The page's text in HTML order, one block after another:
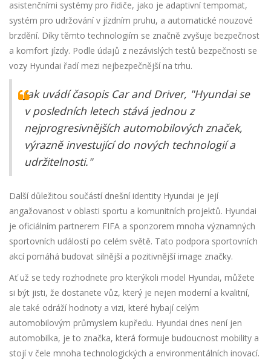
asistenčními systémy pro řidiče, jako je adaptivní tempomat,
systém pro udržování v jízdním pruhu, a automatické nouzové
brzdění. Díky těmto technologiím se značně zvyšuje bezpečnost
a komfort jízdy. Podle údajů z nezávislých testů bezpečnosti se
vozy Hyundai řadí mezi nejbezpečnější na trhu.
Jak uvádí časopis Car and Driver, "Hyundai se
v posledních letech stává jednou z
nejprogresivnějších automobilových značek,
výrazně investující do nových technologií a
udržitelnosti."
Další důležitou součástí dnešní identity Hyundai je její
angažovanost v oblasti sportu a komunitních projektů. Hyundai
je oficiálním partnerem FIFA a sponzorem mnoha významných
sportovních událostí po celém světě. Tato podpora sportovních
akcí pomáhá budovat silnější a pozitivnější image značky.
Ať už se tedy rozhodnete pro kterýkoli model Hyundai, můžete
si být jisti, že dostanete vůz, který je nejen moderní a kvalitní,
ale také odráží hodnoty a vizi, které hybají celým
automobilovým průmyslem kupředu. Hyundai dnes není jen
automobilka, je to značka, která formuje budoucnost mobility a
stojí v čele mnoha technologických a environmentálních inovací.